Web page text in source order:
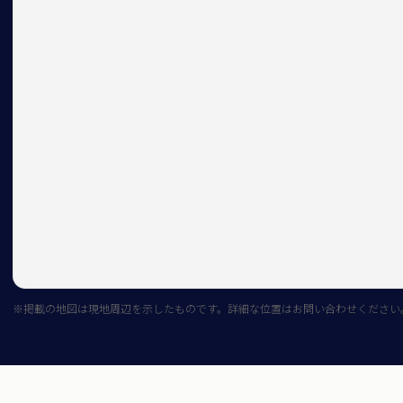
※掲載の地図は現地周辺を示したものです。詳細な位置はお問い合わせください